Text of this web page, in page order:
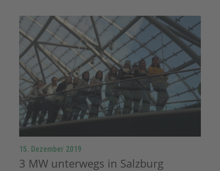
15. Dezember 2019
3 MW unterwegs in Salzburg